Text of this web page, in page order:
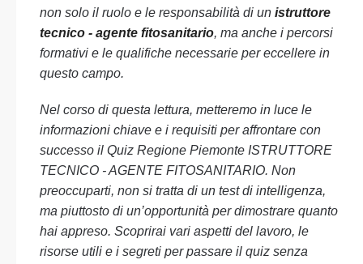
non solo il ruolo e le responsabilità di un istruttore
tecnico - agente fitosanitario, ma anche i percorsi
formativi e le qualifiche necessarie per eccellere in
questo campo.
Nel corso di questa lettura, metteremo in luce le
informazioni chiave e i requisiti per affrontare con
successo il Quiz Regione Piemonte ISTRUTTORE
TECNICO - AGENTE FITOSANITARIO. Non
preoccuparti, non si tratta di un test di intelligenza,
ma piuttosto di un’opportunità per dimostrare quanto
hai appreso. Scoprirai vari aspetti del lavoro, le
risorse utili e i segreti per passare il quiz senza